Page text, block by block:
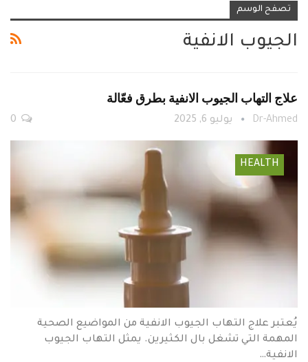
تصفح الوسم
الجيوب الانفية
علاج التهاب الجيوب الانفية بطرق فعّالة
Dr-Ahmed يوليو 6, 2025
HEALTH
يُعتبر علاج التهاب الجيوب الانفية من المواضيع الصحية
المهمة التي تشغل بال الكثيرين. يمثل التهاب الجيوب
الانفية…